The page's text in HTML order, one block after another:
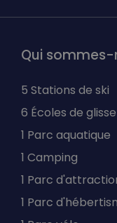
Qui sommes-
5 Stations de ski
6 Écoles de glisse
1 Parc aquatique
1 Camping
1 Parc
1 Parc